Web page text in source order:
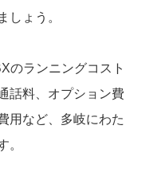
しょう。
のランニングコスト
話料、オプション費
用など、多岐にわた
。